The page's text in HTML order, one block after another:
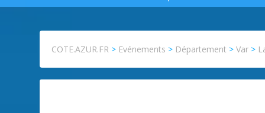
COTE.AZUR.FR > Evénements > Département >Var >